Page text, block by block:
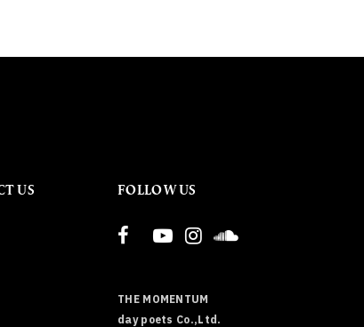
US FOLLOW US
THE MOMENTUM
day poets Co.,Ltd.